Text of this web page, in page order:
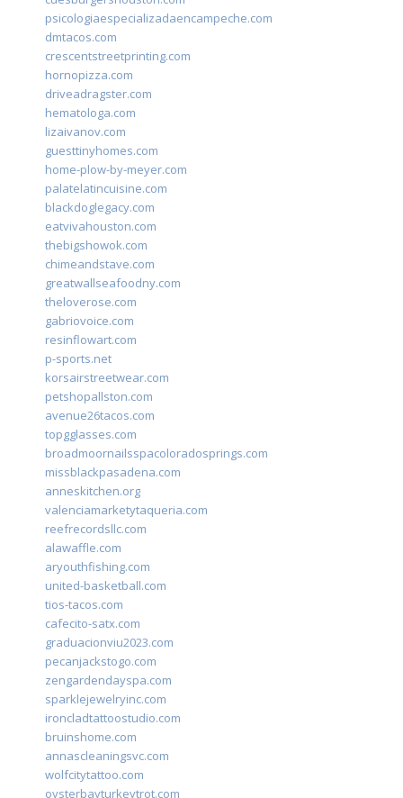
psicologiaespecializadaencampeche.com
dmtacos.com
crescentstreetprinting.com
hornopizza.com
driveadragster.com
hematologa.com
lizaivanov.com
guesttinyhomes.com
home-plow-by-meyer.com
palatelatincuisine.com
blackdoglegacy.com
eatvivahouston.com
thebigshowok.com
chimeandstave.com
greatwallseafoodny.com
theloverose.com
gabriovoice.com
resinflowart.com
p-sports.net
korsairstreetwear.com
petshopallston.com
avenue26tacos.com
topgglasses.com
broadmoornailsspacoloradosprings.com
missblackpasadena.com
anneskitchen.org
valenciamarketytaqueria.com
reefrecordsllc.com
alawaffle.com
aryouthfishing.com
united-basketball.com
tios-tacos.com
cafecito-satx.com
graduacionviu2023.com
pecanjackstogo.com
zengardendayspa.com
sparklejewelryinc.com
ironcladtattoostudio.com
bruinshome.com
annascleaningsvc.com
wolfcitytattoo.com
oysterbayturkeytrot.com